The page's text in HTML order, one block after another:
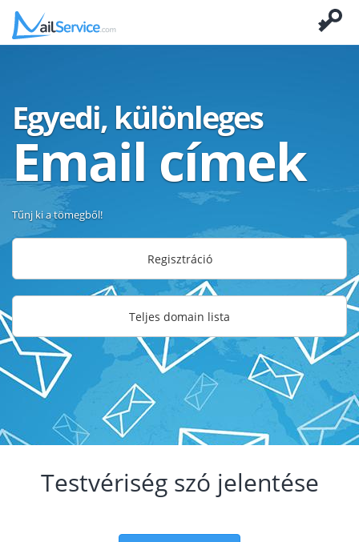
Egyedi, különleges
Email címek
Tűnj ki a tömegből!
Regisztráció
Teljes domain lista
Testvériség szó jelentése